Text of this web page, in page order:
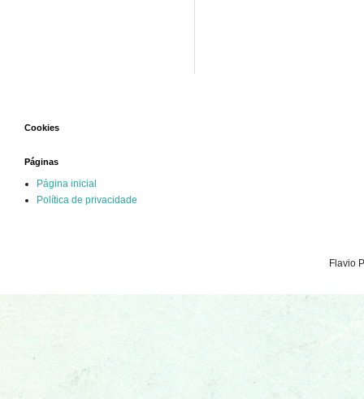
Cookies
Páginas
Página inicial
Política de privacidade
Flavio